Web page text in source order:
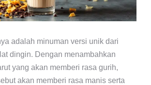
adalah minuman versi unik dari
dingin. Dengan menambahkan
yang akan memberi rasa gurih,
akan memberi rasa manis serta